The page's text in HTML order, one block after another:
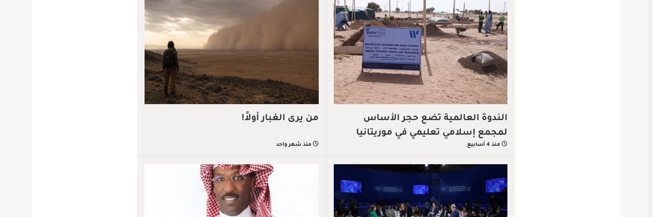
الندوة العالمية تضع حجر الأساس
لمجمع إسلامي تعليمي في موريتانيا
منذ 4 أسابيع
من يرى الغبار أولاً!
منذ شهر واحد